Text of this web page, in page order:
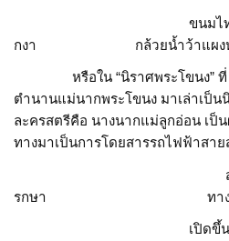
ขนมไทยใส่มะพ
กงา กล้วยน้ำว้าแผงหวย
หรือใน “นิราศพระโขนง” ที่
ตำนานแม่นากพระโขนง มาเล่าเป็น
ละครสตรีคือ นางนากแม่ลูกอ่อน เป็
ทางมาเป็นการโดยสารรถไฟฟ้าสา
สถานี
รกษา ทางขึ้นรถไฟ
เปิดขึ้นฟรีดีใจไ